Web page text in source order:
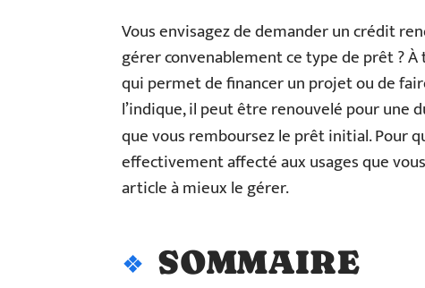
Vous envisagez de demander un crédit
gérer convenablement ce type de prêt ?
qui permet de financer un projet ou de
l’indique, il peut être renouvelé pour une
que vous remboursez le prêt initial. Pour
effectivement affecté aux usages que
article à mieux le gérer.
SOMMAIRE